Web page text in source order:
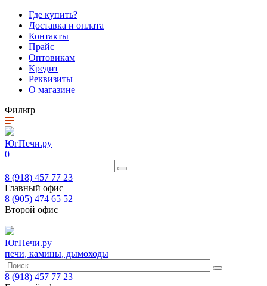
Где купить?
Доставка и оплата
Контакты
Прайс
Оптовикам
Кредит
Реквизиты
О магазине
Фильтр
ЮгПечи.ру
0
8 (918) 457 77 23
Главный офис
8 (905) 474 65 52
Второй офис
ЮгПечи.ру
печи, камины, дымоходы
8 (918) 457 77 23